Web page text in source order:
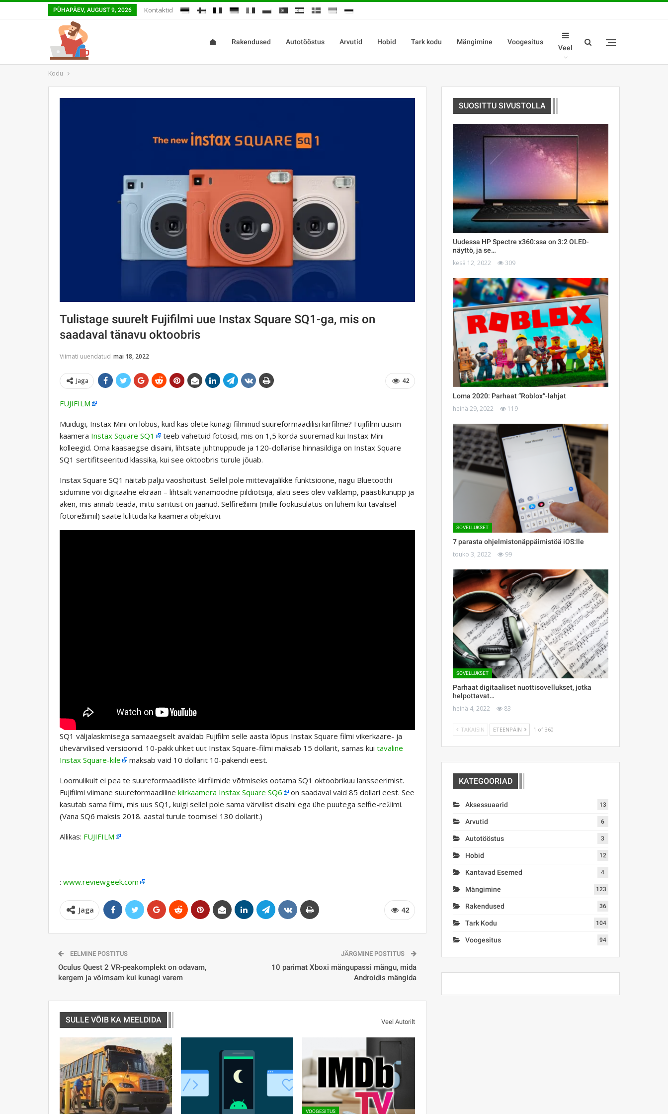
PÜHAPÄEV, AUGUST 9, 2026 Kontaktid
Rakendused Autotööstus Arvutid Hobid Tark kodu Mängimine Voogesitus
Veel
Kodu
Tulistage suurelt Fujifilmi uue Instax Square SQ1-ga, mis on
saadaval tänavu oktoobris
Viimati uuendatud mai 18, 2022
42
Jaga
FUJIFILM
Muidugi, Instax Mini on lõbus, kuid kas olete kunagi filminud suureformaadilisi kiirfilme? Fujifilmi uusim
kaamera Instax Square SQ1
teeb vahetuid fotosid, mis on 1,5 korda suuremad kui Instax Mini
kolleegid. Oma kaasaegse disaini, lihtsate juhtnuppude ja 120-dollarise hinnasildiga on Instax Square
SQ1 sertifitseeritud klassika, kui see oktoobris turule jõuab.
Instax Square SQ1 näitab palju vaoshoitust. Sellel pole mittevajalikke funktsioone, nagu Bluetoothi ​​
sidumine või digitaalne ekraan – lihtsalt vanamoodne pildiotsija, alati sees olev välklamp, päästikunupp ja
aken, mis annab teada, mitu säritust on jäänud. Selfirežiimi (mille fookusulatus on lühem kui tavalisel
fotorežiimil) saate lülituda ka kaamera objektiivi.
SQ1 väljalaskmisega samaaegselt avaldab Fujifilm selle aasta lõpus Instax Square filmi vikerkaare- ja
ühevärvilised versioonid. 10-pakk uhket uut Instax Square-filmi maksab 15 dollarit, samas kui tavaline
Instax Square-kile
maksab vaid 10 dollarit 10-pakendi eest.
Loomulikult ei pea te suureformaadiliste kiirfilmide võtmiseks ootama SQ1 oktoobrikuu lansseerimist.
Fujifilmi viimane suureformaadiline kiirkaamera Instax Square SQ6
on saadaval vaid 85 dollari eest. See
kasutab sama filmi, mis uus SQ1, kuigi sellel pole sama värvilist disaini ega ühe puutega selfie-režiimi.
(Vana SQ6 maksis 2018. aastal turule toomisel 130 dollarit.)
Allikas: FUJIFILM
: www.reviewgeek.com
42
Jaga
EELMINE POSTITUS
Oculus Quest 2 VR-peakomplekt on odavam,
kergem ja võimsam kui kunagi varem
JÄRGMINE POSTITUS
10 parimat Xboxi mängupassi mängu, mida
Androidis mängida
SULLE VÕIB KA MEELDIDA Veel Autorilt
VOOGESITUS
SUOSITTU SIVUSTOLLA
Uudessa HP Spectre x360:ssa on 3:2 OLED-
näyttö, ja se…
kesä 12, 2022 309
Loma 2020: Parhaat ”Roblox”-lahjat
heinä 29, 2022 119
SOVELLUKSET
7 parasta ohjelmistonäppäimistöä iOS:lle
touko 3, 2022 99
SOVELLUKSET
Parhaat digitaaliset nuottisovellukset, jotka
helpottavat…
heinä 4, 2022 83
TAKAISIN ETEENPÄIN 1 of 360
KATEGOORIAD
Aksessuaarid 13
Arvutid 6
Autotööstus 3
Hobid 12
Kantavad Esemed 4
Mängimine 123
Rakendused 36
Tark Kodu 104
Voogesitus 94